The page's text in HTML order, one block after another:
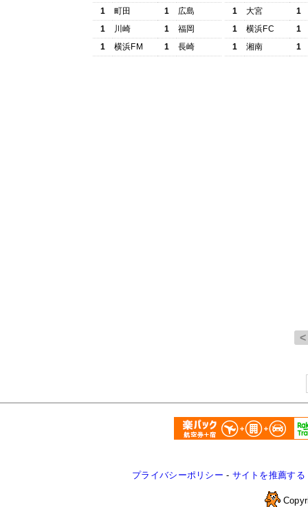
1
町田 1
広島
1
川崎 1
福岡
1
横浜FM 1 長崎
1
大宮
1
1
横浜FC
1
1
湘南 1
プライバシーポリシー - サイトを推薦する